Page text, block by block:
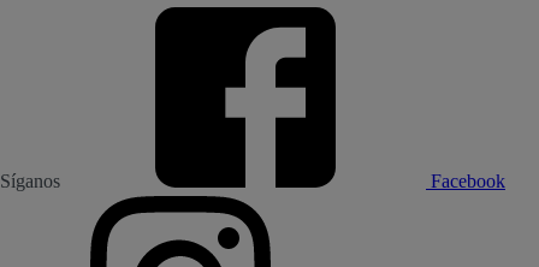
Síganos Facebook